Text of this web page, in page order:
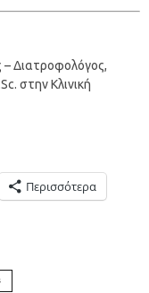
– Διατροφολόγος,
στην Κλινική
Περισσότερα